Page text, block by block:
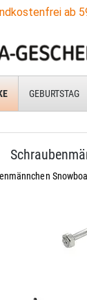
ab
GEBURTSTAG